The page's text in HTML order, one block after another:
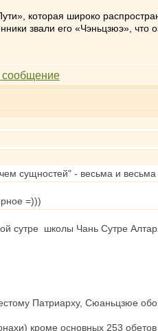
которая широко
звали его «Чэньцзюэ», что
сущностей" - весьма и
=)))
сутре школы Чань Сутре
Патриарху, Сюаньцзюе
кроме основных 253